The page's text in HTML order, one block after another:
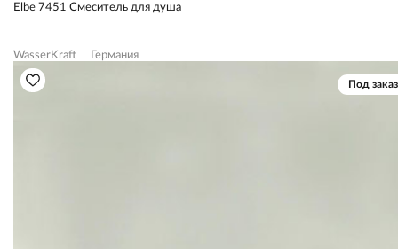
Elbe 7451 Смеситель для душа
WasserKraft Германия
Под заказ